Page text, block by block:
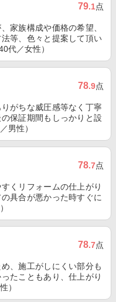
79.1点
家族構成や価格の希望、
等、色々と提案して頂い
代／女性）
78.9点
がちな威圧感等なく丁寧
保証期間もしっかりと設
男性）
78.7点
くリフォームの仕上がり
具合が悪かった時すぐに
78.7点
、施工がしにくい部分も
たこともあり、仕上がり
）